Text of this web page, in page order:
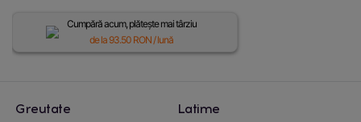
Cumpără acum, plătește mai târziu
de la 93.50 RON / lună
Greutate
Latime